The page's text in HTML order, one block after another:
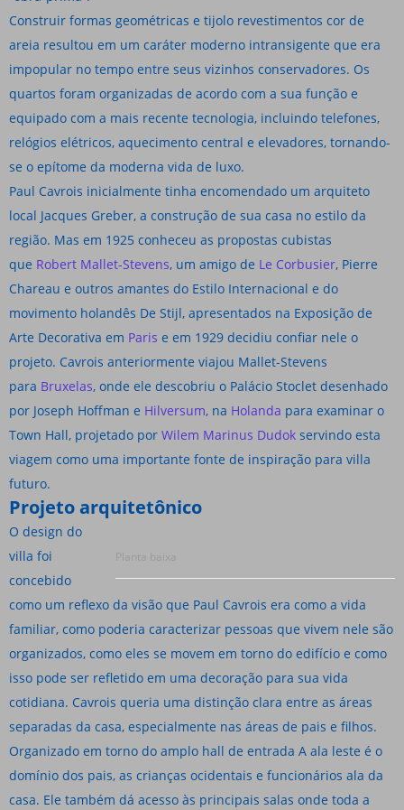
Construir formas geométricas e tijolo revestimentos cor de
areia resultou em um caráter moderno intransigente que era
impopular no tempo entre seus vizinhos conservadores. Os
quartos foram organizadas de acordo com a sua função e
equipado com a mais recente tecnologia, incluindo telefones,
relógios elétricos, aquecimento central e elevadores, tornando-
se o epítome da moderna vida de luxo.
Paul Cavrois inicialmente tinha encomendado um arquiteto
local Jacques Greber, a construção de sua casa no estilo da
região. Mas em 1925 conheceu as propostas cubistas
que Robert Mallet-Stevens, um amigo de Le Corbusier, Pierre
Chareau e outros amantes do Estilo Internacional e do
movimento holandês De Stijl, apresentados na Exposição de
Arte Decorativa em Paris e em 1929 decidiu confiar nele o
projeto. Cavrois anteriormente viajou Mallet-Stevens
para Bruxelas, onde ele descobriu o Palácio Stoclet desenhado
por Joseph Hoffman e Hilversum, na Holanda para examinar o
Town Hall, projetado por Wilem Marinus Dudok servindo esta
viagem como uma importante fonte de inspiração para villa
futuro.
Projeto arquitetônico
Planta baixa
O design do
villa foi
concebido
como um reflexo da visão que Paul Cavrois era como a vida
familiar, como poderia caracterizar pessoas que vivem nele são
organizados, como eles se movem em torno do edifício e como
isso pode ser refletido em uma decoração para sua vida
cotidiana. Cavrois queria uma distinção clara entre as áreas
separadas da casa, especialmente nas áreas de pais e filhos.
Organizado em torno do amplo hall de entrada A ala leste é o
domínio dos pais, as crianças ocidentais e funcionários ala da
casa. Ele também dá acesso às principais salas onde toda a